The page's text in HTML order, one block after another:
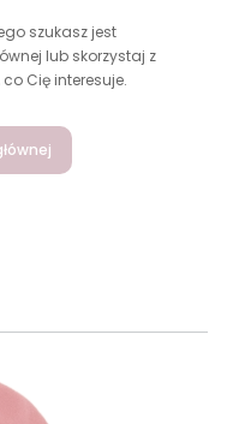
szukasz jest
lub skorzystaj z
Cię interesuje.